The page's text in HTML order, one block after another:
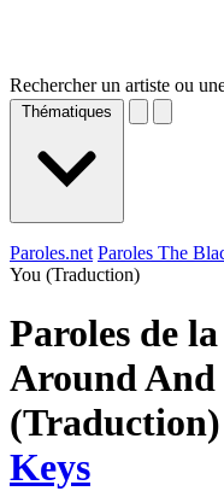
Rechercher un artiste ou
Thématiques
Paroles.net Paroles The
You (Traduction)
Paroles de
Around And
Keys